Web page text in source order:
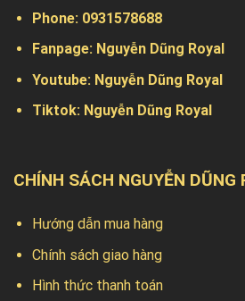
Phone: 0931578688
Fanpage: Nguyễn Dũng Royal
Youtube: Nguyễn Dũng Royal
Tiktok: Nguyễn Dũng Royal
CHÍNH SÁCH NGUYỄN DŨNG
Hướng dẫn mua hàng
Chính sách giao hàng
Hình thức thanh toán